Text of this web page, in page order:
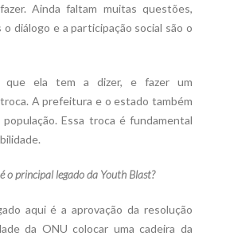
Ainda faltam muitas questões,
o diálogo e a participação social são o
que ela tem a dizer, e fazer um
A prefeitura e o estado também
Essa troca é fundamental
o principal legado da Youth Blast?
aqui é a aprovação da resolução
da ONU colocar uma cadeira da